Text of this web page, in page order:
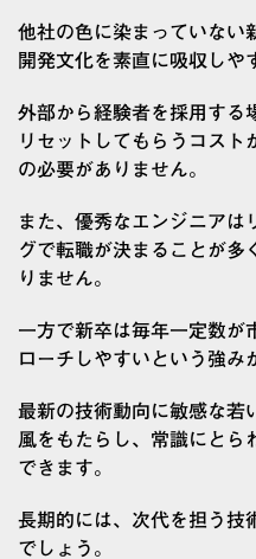
他社の色に染まっていない
開発文化を素直に吸収しや
外部から経験者を採用する
リセットしてもらうコスト
の必要がありません。
また、優秀なエンジニアは
グで転職が決まることが多
りません。
一方で新卒は毎年一定数が
ローチしやすいという強み
最新の技術動向に敏感な若
風をもたらし、常識にとら
できます。
長期的には、次代を担う技
でしょう。